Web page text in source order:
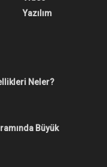
Yazılım
Neler?
Büyük